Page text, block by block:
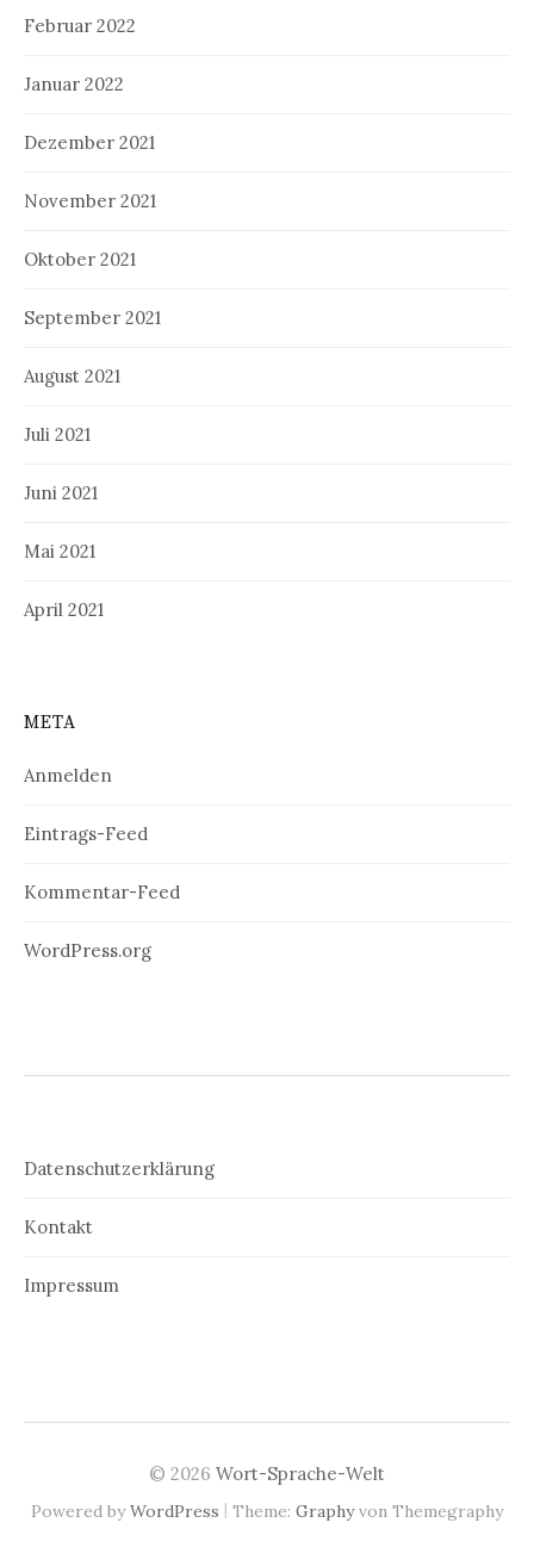
Februar 2022
Januar 2022
Dezember 2021
November 2021
Oktober 2021
September 2021
August 2021
Juli 2021
Juni 2021
Mai 2021
April 2021
META
Anmelden
Eintrags-Feed
Kommentar-Feed
WordPress.org
Datenschutzerklärung
Kontakt
Impressum
© 2026 Wort-Sprache-Welt
Powered byWordPress | Theme: Graphyvon Themegraphy